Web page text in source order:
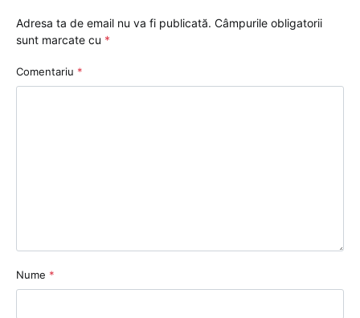
Adresa ta de email nu va fi publicată. Câmpurile obligatorii
sunt marcate cu *
Comentariu *
Nume *